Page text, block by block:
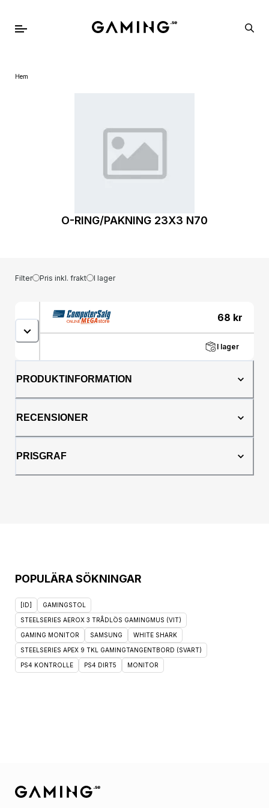
Hem
O-RING/PAKNING 23X3 N70
Filter Pris inkl. frakt I lager
68 kr
I lager
PRODUKTINFORMATION
RECENSIONER
PRISGRAF
POPULÄRA SÖKNINGAR
[ID] GAMINGSTOL
STEELSERIES AEROX 3 TRÅDLÖS GAMINGMUS (VIT)
GAMING MONITOR SAMSUNG WHITE SHARK
STEELSERIES APEX 9 TKL GAMINGTANGENTBORD (SVART)
PS4 KONTROLLE PS4 DIRT5 MONITOR